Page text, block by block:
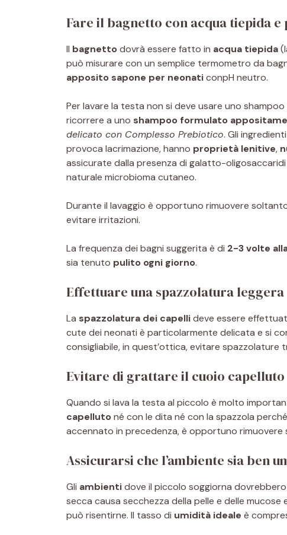
Fare il bagnetto con acqua tiepida
Il bagnettodovrà essere fatto in acqua tiepida
può misurare con un semplice termometro da
apposito sapone per neonaticonpH neutro.
Per lavare la testa non si deve usare uno
ricorrere a uno shampoo formulato
delicato con Complesso Prebiotico. Gli
provoca lacrimazione, hanno proprietà lenitive,
assicurate dalla presenza di galatto-
naturale microbioma cutaneo.
Durante il lavaggio è opportuno rimuovere
evitare irritazioni.
La frequenza dei bagni suggerita è di 2-3 volte
sia tenuto pulito ogni giorno.
Effettuare una spazzolatura leggera
La spazzolatura dei capellideve essere
cute dei neonati è particolarmente delicata e si
consigliabile, in quest’ottica, evitare spazzolature
Evitare di grattare il cuoio capelluto
Quando si lava la testa al piccolo è molto
capellutoné con le dita né con la spazzola
accennato in precedenza, è opportuno
Assicurarsi che l’ambiente sia ben
Gli ambientidove il piccolo soggiorna
secca causa secchezza della pelle e delle
può risentirne. Il tasso di umidità ideale è